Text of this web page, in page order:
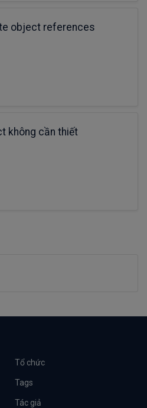
object references
không cần thiết
Tổ chức
Tags
Tác giả